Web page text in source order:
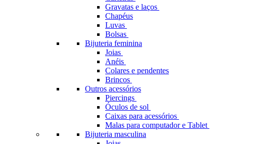
Gravatas e laços
Chapéus
Luvas
Bolsas
Bijuteria feminina
Joias
Anéis
Colares e pendentes
Brincos
Outros acessórios
Piercings
Óculos de sol
Caixas para acessórios
Malas para computador e Tablet
Bijuteria masculina